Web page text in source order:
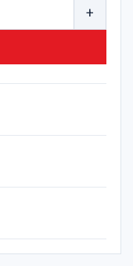
+